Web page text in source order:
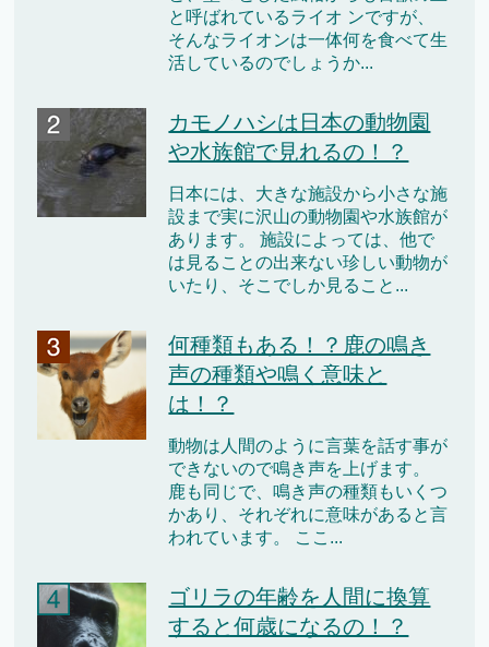
と呼ばれているライオ ンですが、
そんなライオンは一体何を食べて生
活しているのでしょうか...
カモノハシは日本の動物園
や水族館で見れるの！？
日本には、大きな施設から小さな施
設まで実に沢山の動物園や水族館が
あります。 施設によっては、他で
は見ることの出来ない珍しい動物が
いたり、そこでしか見ること...
何種類もある！？鹿の鳴き
声の種類や鳴く意味と
は！？
動物は人間のように言葉を話す事が
できないので鳴き声を上げます。
鹿も同じで、鳴き声の種類もいくつ
かあり、それぞれに意味があると言
われています。 ここ...
ゴリラの年齢を人間に換算
すると何歳になるの！？